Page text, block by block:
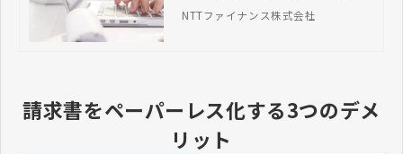
などを解説します。
NTTファイナンス株式会社
請求書をペーパーレス化する3つのデメ
リット